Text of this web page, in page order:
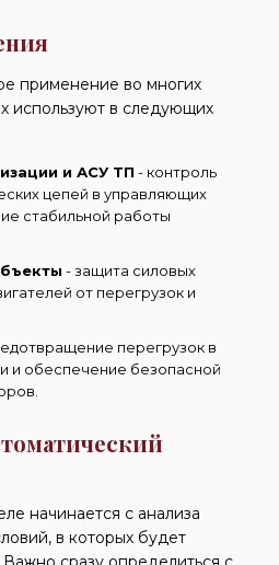
применение во многих
используют в следующих
и АСУ ТП - контроль
цепей в управляющих
стабильной работы
- защита силовых
от перегрузок и
перегрузок в
и обеспечение безопасной
начинается с анализа
в которых будет